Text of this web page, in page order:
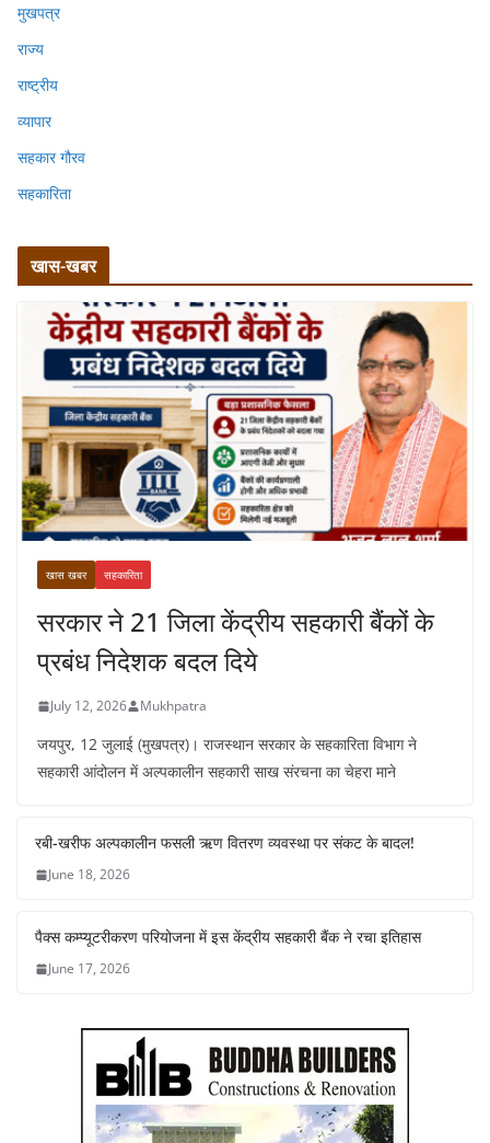
मुखपत्र
राज्य
राष्ट्रीय
व्यापार
सहकार गौरव
सहकारिता
खास-खबर
खास खबर सहकारिता
सरकार ने 21 जिला केंद्रीय सहकारी बैंकों के
प्रबंध निदेशक बदल दिये
July 12, 2026 Mukhpatra
जयपुर, 12 जुलाई (मुखपत्र)। राजस्थान सरकार के सहकारिता विभाग ने
सहकारी आंदोलन में अल्पकालीन सहकारी साख संरचना का चेहरा माने
रबी-खरीफ अल्पकालीन फसली ऋण वितरण व्यवस्था पर संकट के बादल!
June 18, 2026
पैक्स कम्प्यूटरीकरण परियोजना में इस केंद्रीय सहकारी बैंक ने रचा इतिहास
June 17, 2026